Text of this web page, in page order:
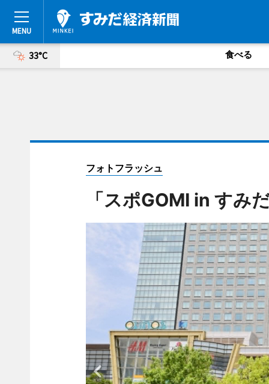
33°C 食べる
フォトフラッシュ
「スポGOMI in すみ